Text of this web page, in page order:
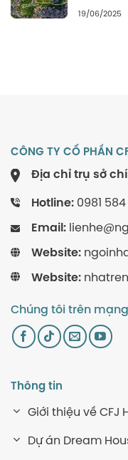
19/06/2025
CÔNG TY CỔ PHẦN
Địa chỉ trụ sở
Hotline: 0981 584
Email:
Website:
Website:
Chúng tôi trên
Thông tin
Giới thiệu về CFJ
Dự án Dream